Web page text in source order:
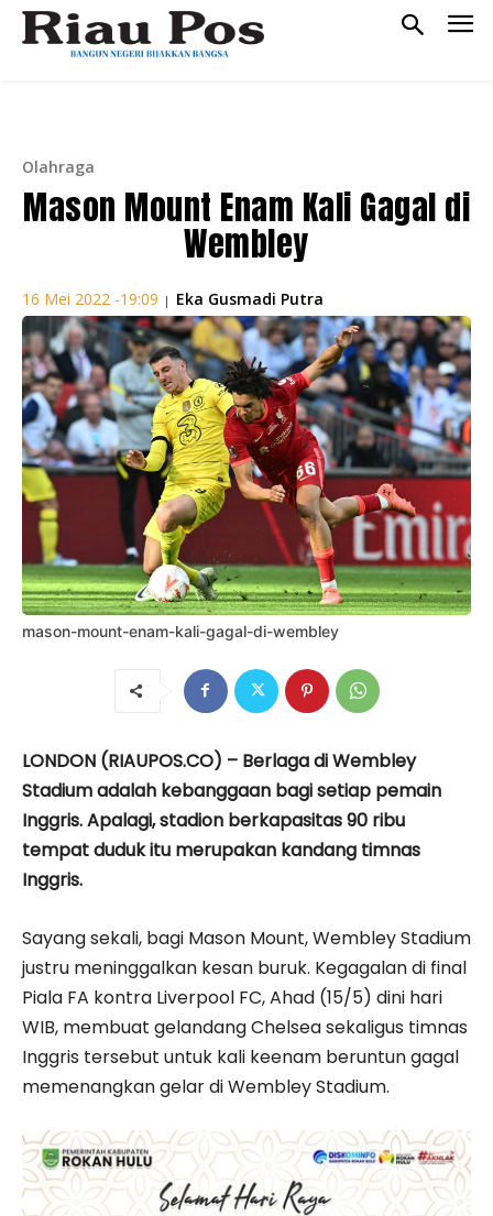
Olahraga
Mason Mount Enam Kali Gagal di
Wembley
16 Mei 2022 -19:09 | Eka Gusmadi Putra
mason-mount-enam-kali-gagal-di-wembley
LONDON (RIAUPOS.CO) – Berlaga di Wembley
Stadium adalah kebanggaan bagi setiap pemain
Inggris. Apalagi, stadion berkapasitas 90 ribu
tempat duduk itu merupakan kandang timnas
Inggris.
Sayang sekali, bagi Mason Mount, Wembley Stadium
justru meninggalkan kesan buruk. Kegagalan di final
Piala FA kontra Liverpool FC, Ahad (15/5) dini hari
WIB, membuat gelandang Chelsea sekaligus timnas
Inggris tersebut untuk kali keenam beruntun gagal
memenangkan gelar di Wembley Stadium.